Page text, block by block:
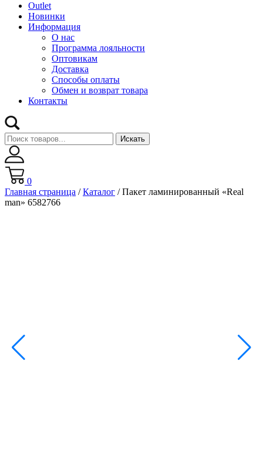
Оutlet
Новинки
Информация
О нас
Программа лояльности
Оптовикам
Доставка
Способы оплаты
Обмен и возврат товара
Контакты
Искать
0
Главная страница /Каталог /Пакет ламинированный «Real
man» 6582766